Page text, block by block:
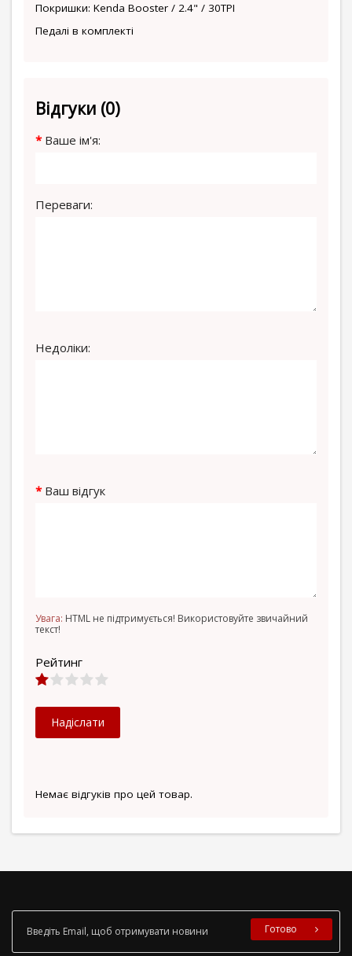
Покришки: Kenda Booster / 2.4" / 30TPI
Педалі в комплекті
Відгуки (0)
Немає відгуків про цей товар.
Ваше ім'я:
Переваги:
Недоліки:
Ваш відгук
Увага: HTML не підтримується! Використовуйте звичайний
текст!
Рейтинг
Надіслати
Готово